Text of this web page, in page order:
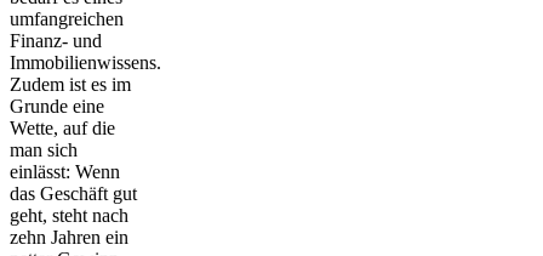
umfangreichen
Finanz- und
Immobilienwissens.
Zudem ist es im
Grunde eine
Wette, auf die
man sich
einlässt: Wenn
das Geschäft gut
geht, steht nach
zehn Jahren ein